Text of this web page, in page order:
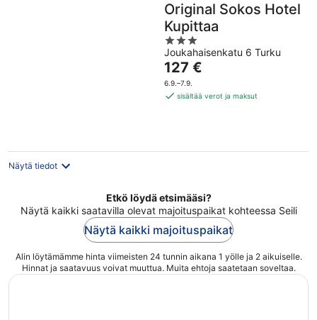
Original Sokos Hotel
Kupittaa
3
out
of
5
Joukahaisenkatu 6 Turku
Hinta
on
127 €
127 €
6.9.–7.9.
sisältää verot ja maksut
Näytä tiedot
Etkö löydä etsimääsi?
Näytä kaikki saatavilla olevat majoituspaikat kohteessa Seili
Näytä kaikki majoituspaikat
Alin löytämämme hinta viimeisten 24 tunnin aikana 1 yölle ja 2 aikuiselle.
Hinnat ja saatavuus voivat muuttua. Muita ehtoja saatetaan soveltaa.